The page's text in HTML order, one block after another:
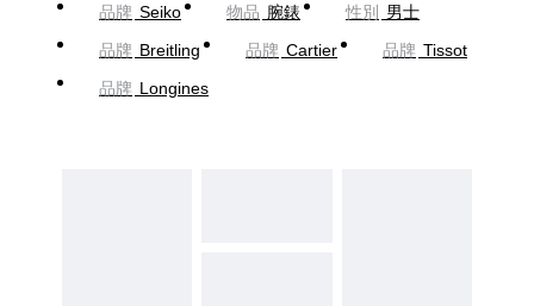
品牌 Seiko 物品 腕錶 性別
男士
品牌 Breitling 品牌 Cartier 品牌 Tissot
品牌 Longines